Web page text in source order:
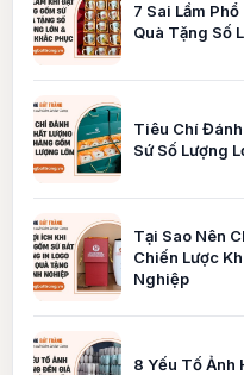
7 Sai Lầm
Quà Tặng Số
Tiêu Chí
Sứ Số Lượng
Tại Sao Nên
Chiến Lược
Nghiệp
8 Yếu Tố Ảnh